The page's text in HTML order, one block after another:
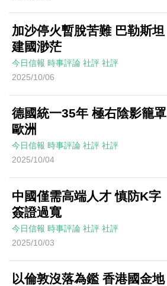
加沙停火暫脫苦難 巴勒斯坦
建國渺茫
今日信報 時事評論 社評 社評
2025/10/06
德國統一35年 極右陰影籠罩
歐洲
今日信報 時事評論 社評 社評
2025/10/04
中國僅需高端人才 慎防K字
簽證過寬
今日信報 時事評論 社評 社評
2025/10/03
以倫敦沒落為鑑 香港國金地